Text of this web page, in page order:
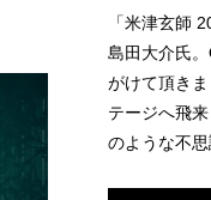
「米津玄師
島田大介氏
がけて頂き
テージへ飛
のような不思